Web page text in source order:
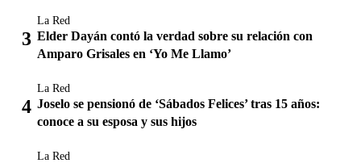
La Red
Elder Dayán contó la verdad sobre su relación con
Amparo Grisales en ‘Yo Me Llamo’
La Red
Joselo se pensionó de ‘Sábados Felices’ tras 15 años:
conoce a su esposa y sus hijos
La Red